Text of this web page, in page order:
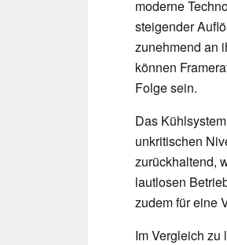
moderne
steigender
zunehmend an
können
Folge sein.
Das
unkritischen
zurückhaltend,
lautlosen
zudem für eine
Im Vergleich